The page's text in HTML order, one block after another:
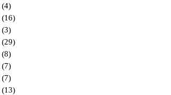
(4)
(16)
(3)
(29)
(8)
(7)
(7)
(13)